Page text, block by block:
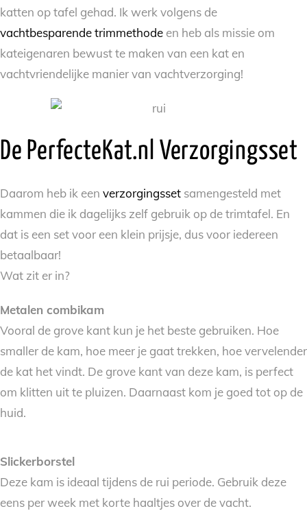
katten op tafel gehad. Ik werk volgens de
vachtbesparende trimmethode en heb als missie om
kateigenaren bewust te maken van een kat en
vachtvriendelijke manier van vachtverzorging!
De PerfecteKat.nl Verzorgingsset
Daarom heb ik een verzorgingsset samengesteld met
kammen die ik dagelijks zelf gebruik op de trimtafel. En
dat is een set voor een klein prijsje, dus voor iedereen
betaalbaar!
Wat zit er in?
Metalen combikam
Vooral de grove kant kun je het beste gebruiken. Hoe
smaller de kam, hoe meer je gaat trekken, hoe vervelender
de kat het vindt. De grove kant van deze kam, is perfect
om klitten uit te pluizen. Daarnaast kom je goed tot op de
huid.
Slickerborstel
Deze kam is ideaal tijdens de rui periode. Gebruik deze
eens per week met korte haaltjes over de vacht.